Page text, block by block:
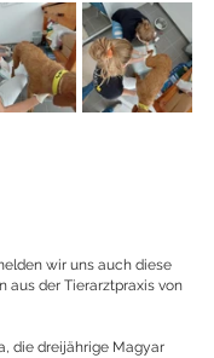
wir uns auch diese
aus der Tierarztpraxis von
die dreijährige Magyar